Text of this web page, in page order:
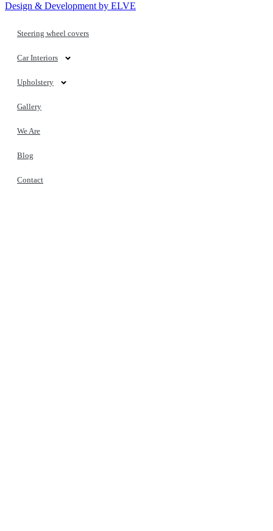
Design & Development by ELVE
Steering wheel covers
Car Interiors
Upholstery
Gallery
We Are
Blog
Contact